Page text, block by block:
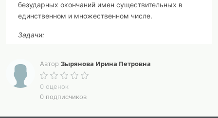
безударных окончаний имен существительных в
единственном и множественном числе.
Задачи:
и правильно писать безударные падежные окончания
имён существительных единственного и
множественного числа;
Автор Зырянова Ирина Петровна
0 оценок
0 подписчиков